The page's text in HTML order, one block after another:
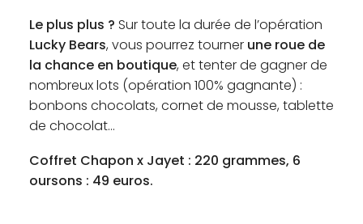
Le plus plus ? Sur toute la durée de l’opération
Lucky Bears, vous pourrez tourner une roue de
la chance en boutique, et tenter de gagner de
nombreux lots (opération 100% gagnante) :
bonbons chocolats, cornet de mousse, tablette
de chocolat…
Coffret Chapon x Jayet : 220 grammes, 6
oursons : 49 euros.